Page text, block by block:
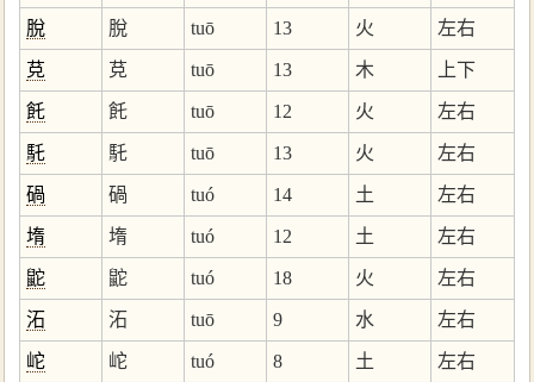
脫 脫 tuō 13 火 左右
莌 莌 tuō 13 木 上下
飥 飥 tuō 12 火 左右
馲 馲 tuō 13 火 左右
碢 碢 tuó 14 土 左右
堶 堶 tuó 12 土 左右
鼧 鼧 tuó 18 火 左右
沰 沰 tuō 9 水 左右
岮 岮 tuó 8 土 左右